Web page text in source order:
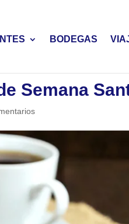
BODEGAS
Semana